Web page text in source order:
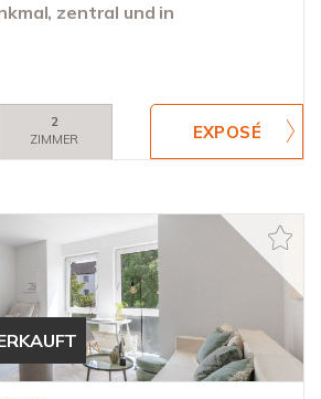
zentral und in
2
ZIMMER